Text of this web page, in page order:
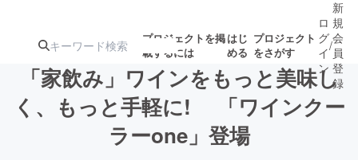
プロジェクトを掲
載するには
はじ
める
プロジェクト
をさがす
注目の新着プロ 募集終了が近いプ
ロ
グ
イ
ン
/
新
規
会
員
登
録
「家飲み」ワインをもっと美味し
く、もっと手軽に! 「ワインクー
ラーone」登場